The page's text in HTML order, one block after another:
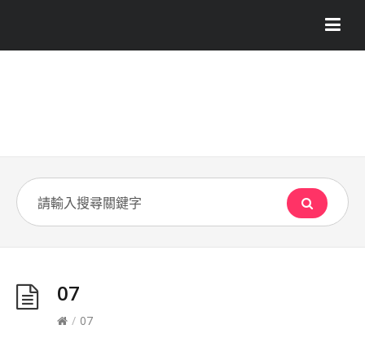
07
/ 07